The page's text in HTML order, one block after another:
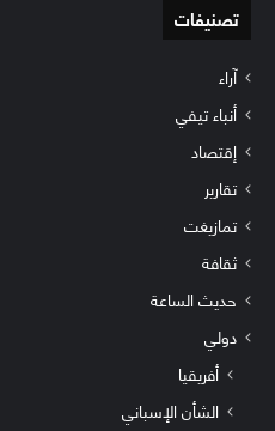
تصنيفات
آراء
أنباء تيفي
إقتصاد
تقارير
تمازيغت
ثقافة
حديث الساعة
دولي
أفريقيا
الشأن الإسباني